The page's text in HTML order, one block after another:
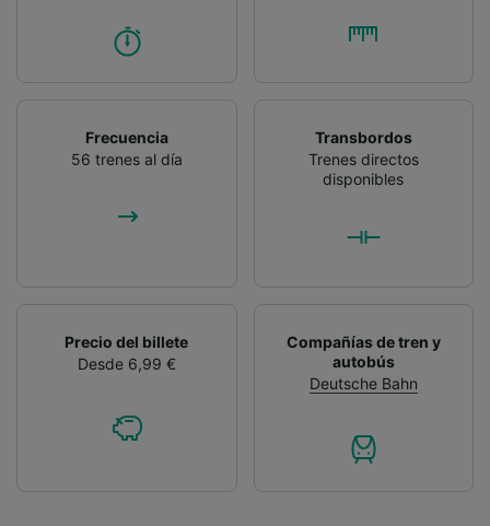
Frecuencia
56 trenes al día
Transbordos
Trenes directos
disponibles
Precio del billete
Desde 6,99 €
Compañías de tren y
autobús
Deutsche Bahn